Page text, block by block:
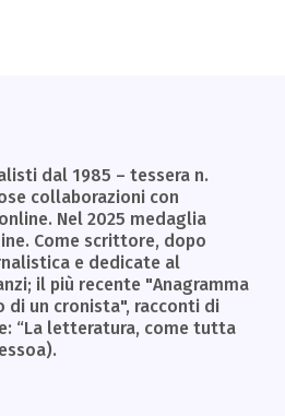
dal 1985 – tessera n.
collaborazioni con
Nel 2025 medaglia
Come scrittore, dopo
e dedicate al
il più recente "Anagramma
di un cronista", racconti di
“La letteratura, come tutta